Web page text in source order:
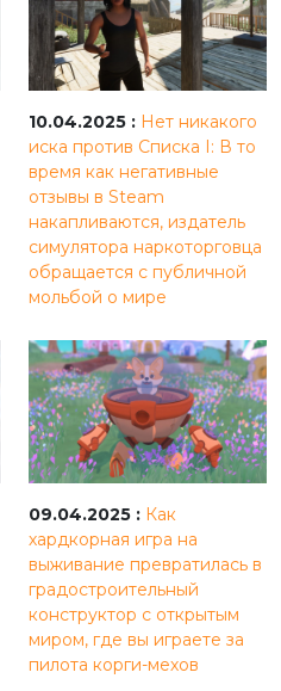
10.04.2025 : Нет никакого
иска против Списка I: В то
время как негативные
отзывы в Steam
накапливаются, издатель
симулятора наркоторговца
обращается с публичной
мольбой о мире
09.04.2025 : Как
хардкорная игра на
выживание превратилась в
градостроительный
конструктор с открытым
миром, где вы играете за
пилота корги-мехов